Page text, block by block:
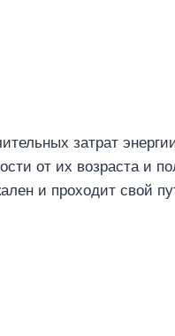
затрат
от их возраста и
и проходит свой